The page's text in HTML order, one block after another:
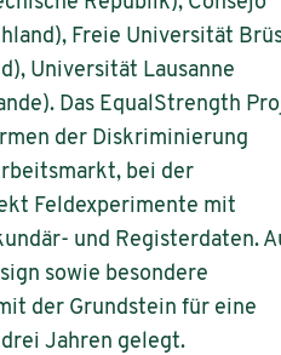
Freie Universität
Universität Lausanne
Das EqualStrength
der Diskriminierung
bei der
Feldexperimente mit
und Registerdaten.
sowie besondere
der Grundstein für eine
Jahren gelegt.